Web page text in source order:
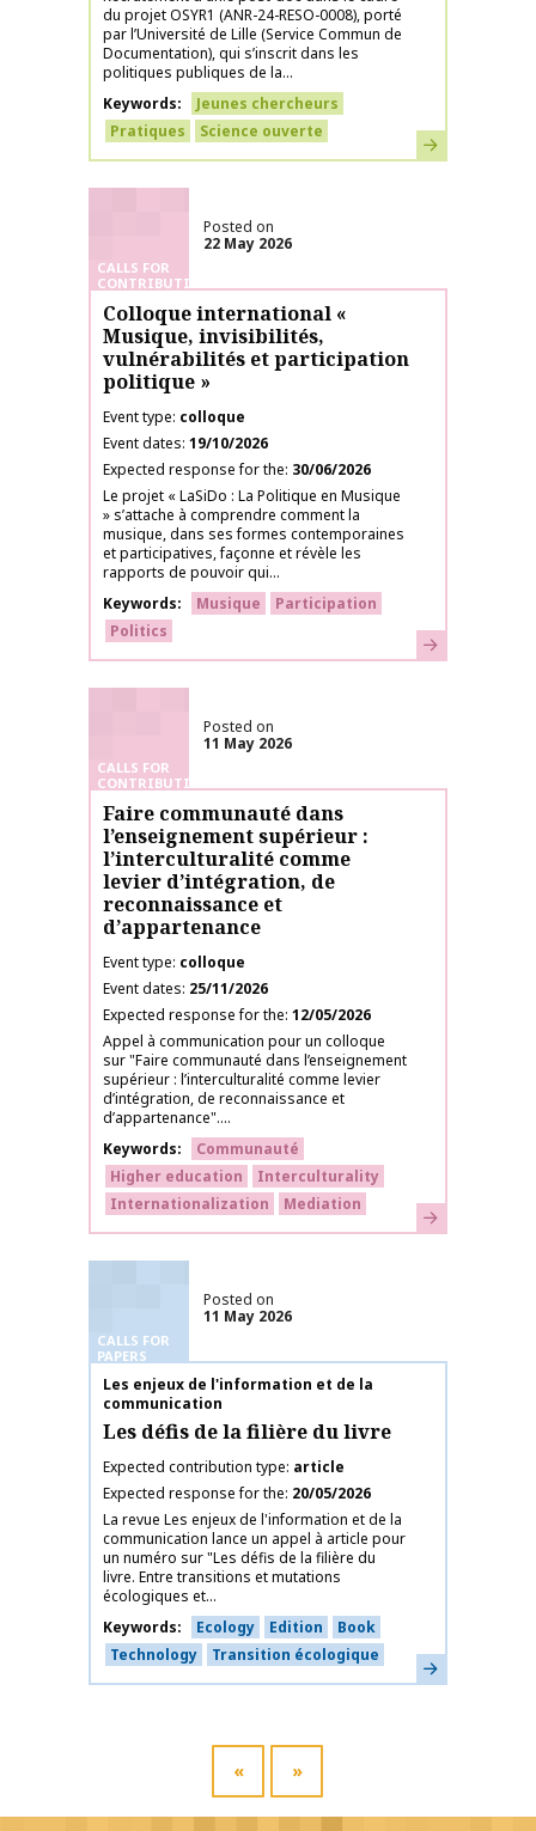
du projet OSYR1 (ANR-24-RESO-0008), porté
par l’Université de Lille (Service Commun de
Documentation), qui s’inscrit dans les
politiques publiques de la...
Keywords
Jeunes chercheurs
Pratiques
Science ouverte Learn more
CALLS FOR
CONTRIBUTIONS
Posted on
22 May 2026
Colloque international «
Musique, invisibilités,
vulnérabilités et participation
politique »
Event type colloque
Event dates 19/10/2026
Expected response for the 30/06/2026
Le projet « LaSiDo : La Politique en Musique
» s’attache à comprendre comment la
musique, dans ses formes contemporaines
et participatives, façonne et révèle les
rapports de pouvoir qui...
Keywords
Musique
Participation
Politics
Learn more
CALLS FOR
CONTRIBUTIONS
Posted on
11 May 2026
Faire communauté dans
l’enseignement supérieur :
l’interculturalité comme
levier d’intégration, de
reconnaissance et
d’appartenance
Event type colloque
Event dates 25/11/2026
Expected response for the 12/05/2026
Appel à communication pour un colloque
sur "Faire communauté dans l’enseignement
supérieur : l’interculturalité comme levier
d’intégration, de reconnaissance et
d’appartenance"....
Keywords
Communauté
Higher education
Interculturality
Internationalization
Mediation Learn more
CALLS FOR
PAPERS
Posted on
11 May 2026
Publication name
Les enjeux de l'information et de la
communication
Les défis de la filière du livre
Expected contribution type article
Expected response for the 20/05/2026
La revue Les enjeux de l'information et de la
communication lance un appel à article pour
un numéro sur "Les défis de la filière du
livre. Entre transitions et mutations
écologiques et...
Keywords
Ecology Edition
Book
Technology
Transition écologique Learn more
« »